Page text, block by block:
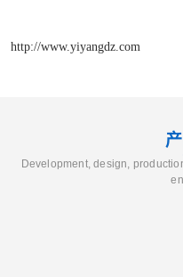
http://www.yiyangdz.com
Development, design,